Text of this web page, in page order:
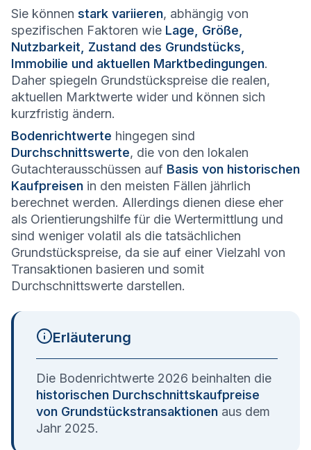
Sie können stark variieren, abhängig von
spezifischen Faktoren wie Lage, Größe,
Nutzbarkeit, Zustand des Grundstücks,
Immobilie und aktuellen Marktbedingungen.
Daher spiegeln Grundstückspreise die realen,
aktuellen Marktwerte wider und können sich
kurzfristig ändern.
Bodenrichtwerte hingegen sind
Durchschnittswerte, die von den lokalen
Gutachterausschüssen auf Basis von historischen
Kaufpreisen in den meisten Fällen jährlich
berechnet werden. Allerdings dienen diese eher
als Orientierungshilfe für die Wertermittlung und
sind weniger volatil als die tatsächlichen
Grundstückspreise, da sie auf einer Vielzahl von
Transaktionen basieren und somit
Durchschnittswerte darstellen.
Erläuterung
Die Bodenrichtwerte 2026 beinhalten die
historischen Durchschnittskaufpreise
von Grundstückstransaktionen aus dem
Jahr 2025.